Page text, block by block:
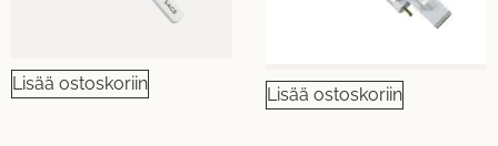
Lisää ostoskoriin
Lisää ostoskoriin